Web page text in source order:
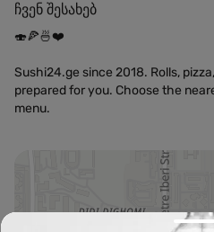
ჩვენ შესახებ
🍣🍕🍜❤️
Sushi24.ge since 2018. Rolls,
prepared for you. Choose the
menu.